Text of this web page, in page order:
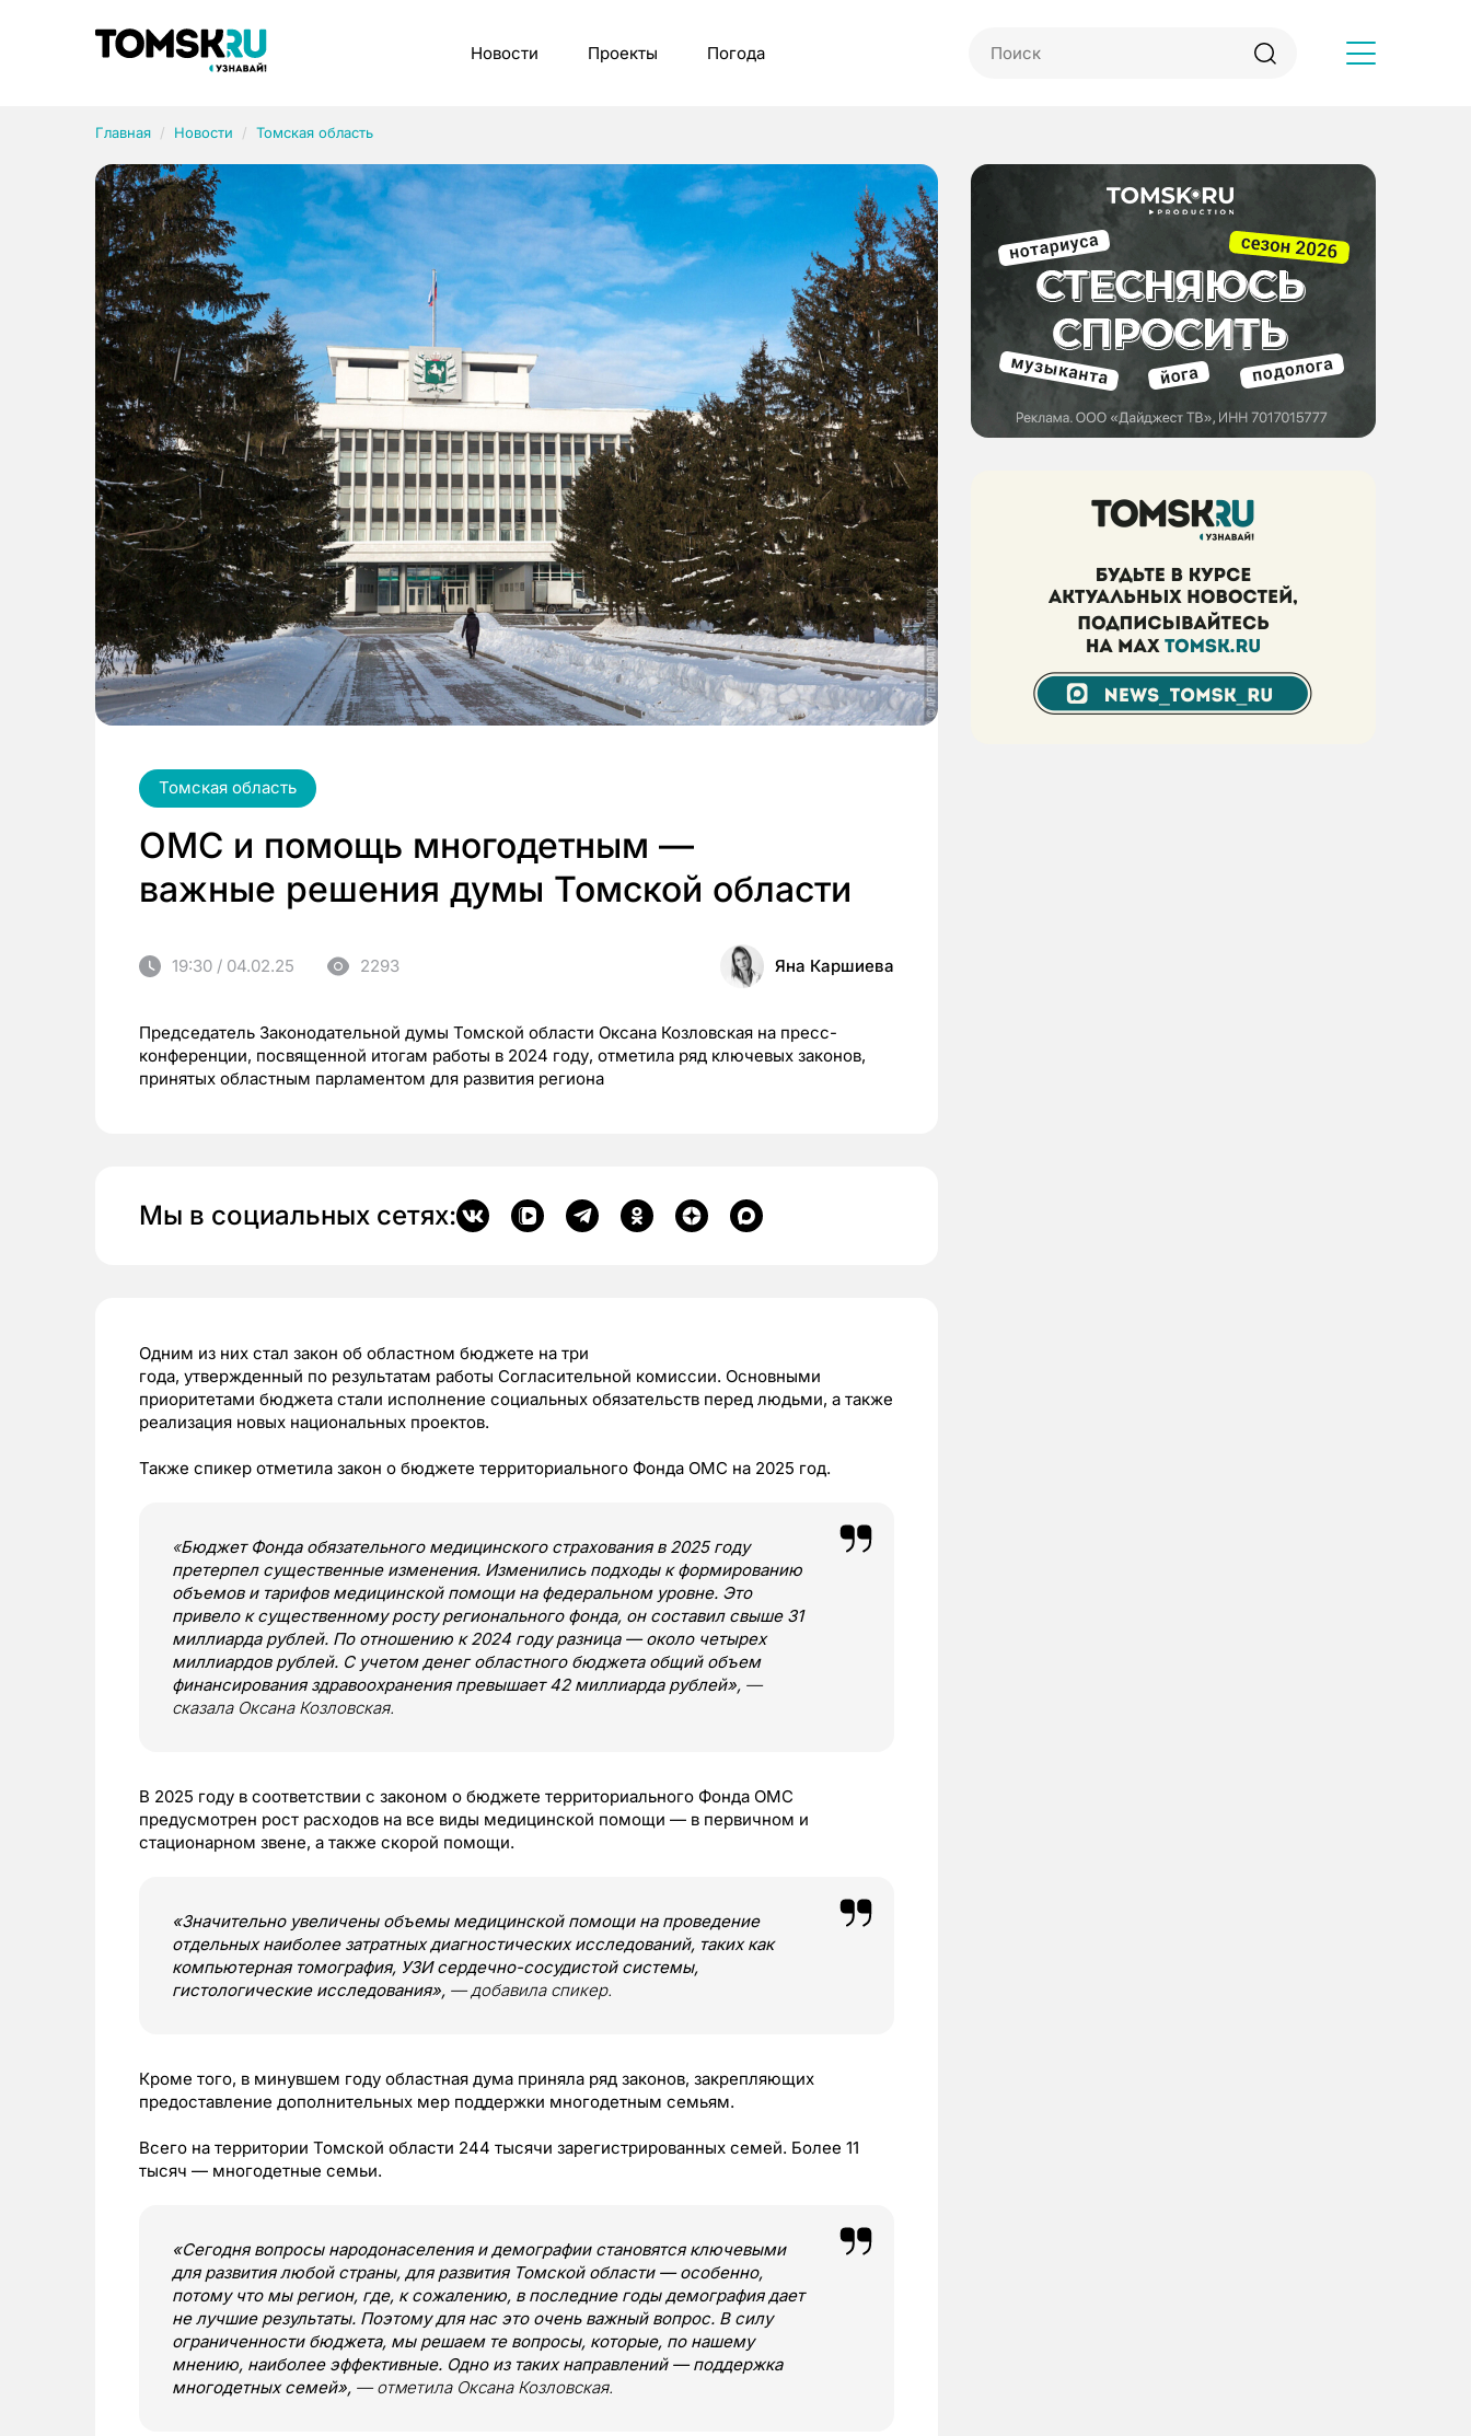
Новости Проекты Погода
Главная Новости Томская область
Томская область
ОМС и помощь многодетным —
важные решения думы Томской области
19:30 / 04.02.25 2293 Яна Каршиева
Председатель Законодательной думы Томской области Оксана Козловская на пресс-
конференции, посвященной итогам работы в 2024 году, отметила ряд ключевых законов,
принятых областным парламентом для развития региона
Мы в социальных сетях:
Одним из них стал закон об областном бюджете на три
года, утвержденный по результатам работы Согласительной комиссии. Основными
приоритетами бюджета стали исполнение социальных обязательств перед людьми, а также
реализация новых национальных проектов.
Также спикер отметила закон о бюджете территориального Фонда ОМС на 2025 год.
«Бюджет Фонда обязательного медицинского страхования в 2025 году
претерпел существенные изменения. Изменились подходы к формированию
объемов и тарифов медицинской помощи на федеральном уровне. Это
привело к существенному росту регионального фонда, он составил свыше 31
миллиарда рублей. По отношению к 2024 году разница — около четырех
миллиардов рублей. С учетом денег областного бюджета общий объем
финансирования здравоохранения превышает 42 миллиарда рублей», —
сказала Оксана Козловская.
В 2025 году в соответствии с законом о бюджете территориального Фонда ОМС
предусмотрен рост расходов на все виды медицинской помощи — в первичном и
стационарном звене, а также скорой помощи.
«Значительно увеличены объемы медицинской помощи на проведение
отдельных наиболее затратных диагностических исследований, таких как
компьютерная томография, УЗИ сердечно-сосудистой системы,
гистологические исследования», — добавила спикер.
Кроме того, в минувшем году областная дума приняла ряд законов, закрепляющих
предоставление дополнительных мер поддержки многодетным семьям.
Всего на территории Томской области 244 тысячи зарегистрированных семей. Более 11
тысяч — многодетные семьи.
«Сегодня вопросы народонаселения и демографии становятся ключевыми
для развития любой страны, для развития Томской области — особенно,
потому что мы регион, где, к сожалению, в последние годы демография дает
не лучшие результаты. Поэтому для нас это очень важный вопрос. В силу
ограниченности бюджета, мы решаем те вопросы, которые, по нашему
мнению, наиболее эффективные. Одно из таких направлений — поддержка
многодетных семей», — отметила Оксана Козловская.
Рубрики